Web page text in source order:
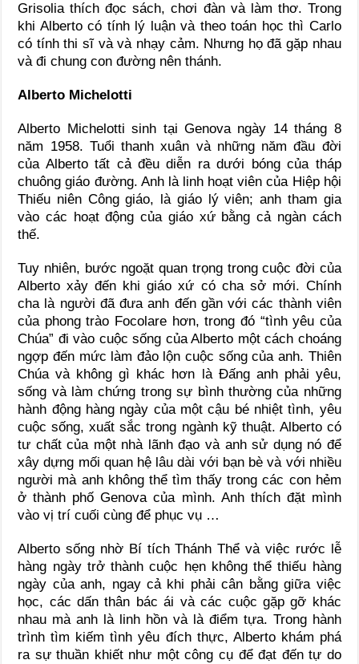
Grisolia thích đọc sách, chơi đàn và làm thơ. Trong
khi Alberto có tính lý luận và theo toán học thì Carlo
có tính thi sĩ và và nhạy cảm. Nhưng họ đã gặp nhau
và đi chung con đường nên thánh.
Alberto Michelotti
Alberto Michelotti sinh tại Genova ngày 14 tháng 8
năm 1958. Tuổi thanh xuân và những năm đầu đời
của Alberto tất cả đều diễn ra dưới bóng của tháp
chuông giáo đường. Anh là linh hoạt viên của Hiệp hội
Thiếu niên Công giáo, là giáo lý viên; anh tham gia
vào các hoạt động của giáo xứ bằng cả ngàn cách
thế.
Tuy nhiên, bước ngoặt quan trọng trong cuộc đời của
Alberto xảy đến khi giáo xứ có cha sở mới. Chính
cha là người đã đưa anh đến gần với các thành viên
của phong trào Focolare hơn, trong đó “tình yêu của
Chúa” đi vào cuộc sống của Alberto một cách choáng
ngợp đến mức làm đảo lộn cuộc sống của anh. Thiên
Chúa và không gì khác hơn là Đấng anh phải yêu,
sống và làm chứng trong sự bình thường của những
hành động hàng ngày của một cậu bé nhiệt tình, yêu
cuộc sống, xuất sắc trong ngành kỹ thuật. Alberto có
tư chất của một nhà lãnh đạo và anh sử dụng nó để
xây dựng mối quan hệ lâu dài với bạn bè và với nhiều
người mà anh không thể tìm thấy trong các con hẻm
ở thành phố Genova của mình. Anh thích đặt mình
vào vị trí cuối cùng để phục vụ …
Alberto sống nhờ Bí tích Thánh Thể và việc rước lễ
hàng ngày trở thành cuộc hẹn không thể thiếu hàng
ngày của anh, ngay cả khi phải cân bằng giữa việc
học, các dấn thân bác ái và các cuộc gặp gỡ khác
nhau mà anh là linh hồn và là điểm tựa. Trong hành
trình tìm kiếm tình yêu đích thực, Alberto khám phá
ra sự thuần khiết như một công cụ để đạt đến tự do